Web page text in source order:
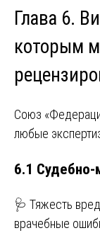
Глава 6.
которым
Союз
любые
6.1
🩺 Тяжесть
врачебные